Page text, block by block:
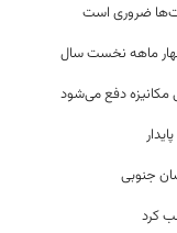
ضروری است
مکانیزه دفع می‌شود
جنوبی
کرد